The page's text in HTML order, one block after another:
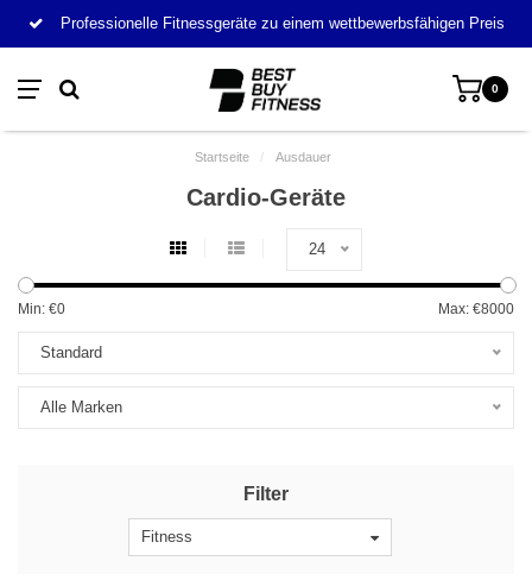
Professionelle Fitnessgeräte zu einem wettbewerbsfähigen Preis
0
Startseite / Ausdauer
Cardio-Geräte
24
Min: €0 Max: €8000
Standard
Alle Marken
Filter
Fitness